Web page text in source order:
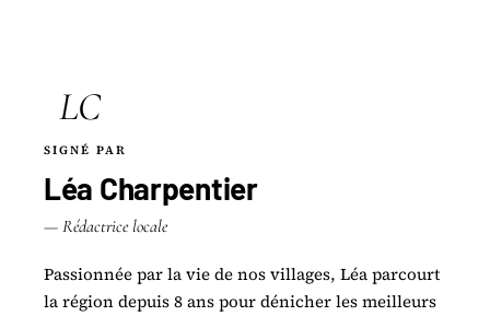
LC
SIGNÉ PAR
Léa Charpentier
— Rédactrice locale
Passionnée par la vie de nos villages, Léa parcourt
la région depuis 8 ans pour dénicher les meilleurs